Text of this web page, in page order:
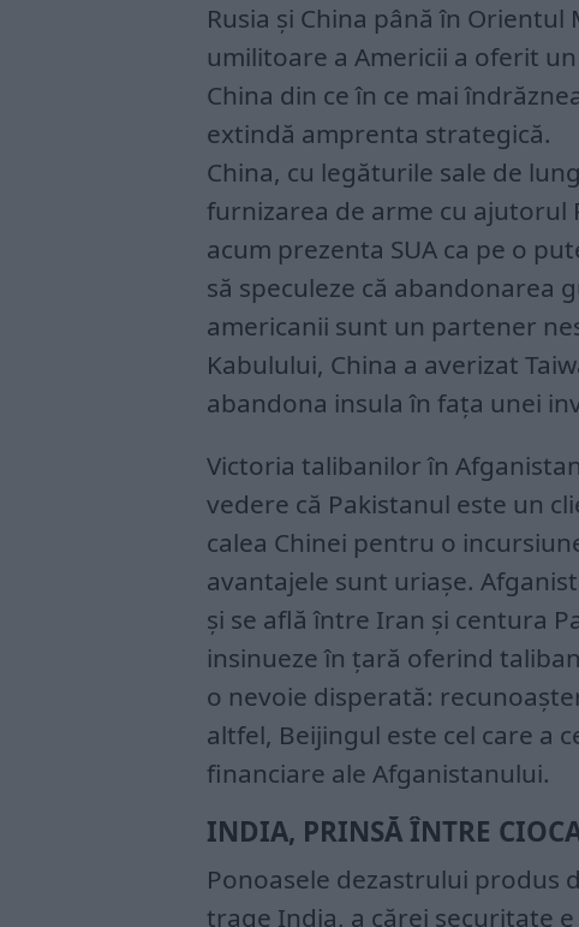
Rusia și China până în
umilitoare a Americii a oferit
China din ce în ce mai
extindă amprenta strategică.
China, cu legăturile sale de
furnizarea de arme cu ajutorul
acum prezenta SUA ca pe o
să speculeze că abandonarea
americanii sunt un partener
Kabulului, China a averizat
abandona insula în fața unei
Victoria talibanilor în
vedere că Pakistanul este un
calea Chinei pentru o
avantajele sunt uriașe.
și se află între Iran și centura
insinueze în țară oferind
o nevoie disperată:
altfel, Beijingul este cel care a
financiare ale Afganistanului.
INDIA, PRINSĂ ÎNTRE
Ponoasele dezastrului produs
trage India, a cărei securitate